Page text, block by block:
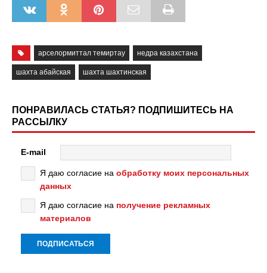
арселормиттал темиртау недра казахстана
шахта абайская шахта шахтинская
ПОНРАВИЛАСЬ СТАТЬЯ? ПОДПИШИТЕСЬ НА
РАССЫЛКУ
E-mail
Я даю согласие на обработку моих персональных
данных
Я даю согласие на получение рекламных
материалов